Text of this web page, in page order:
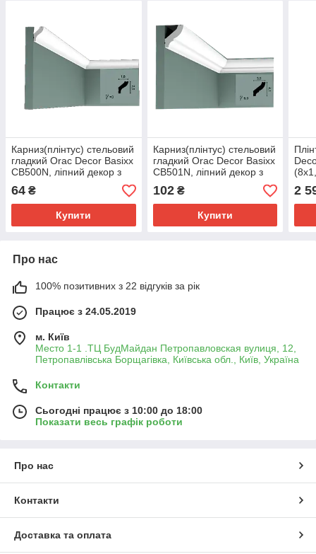
Карниз(плінтус) стельовий
гладкий Orac Decor Basixx
CB500N, ліпний декор з
64 ₴
Купити
Карниз(плінтус) стельовий
гладкий Orac Decor Basixx
CB501N, ліпний декор з
102₴
Купити
2
Про нас
100% позитивних з 22 відгуків за рік
Працює з 24.05.2019
м. Київ
Место 1-1 .ТЦ БудМайдан Петропавловская вулиця, 12,
Петропавлівська Борщагівка, Київська обл., Київ, Україна
Контакти
Сьогодні працює з 10:00 до 18:00
Показати весь графік роботи
Про нас
Контакти
Доставка та оплата